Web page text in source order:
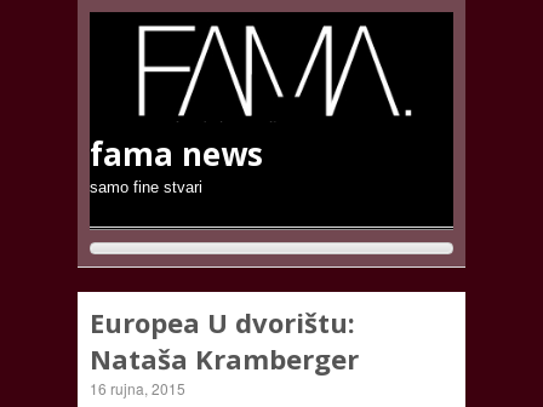
fama news
samo fine stvari
Europea U dvorištu:
Nataša Kramberger
16 rujna, 2015